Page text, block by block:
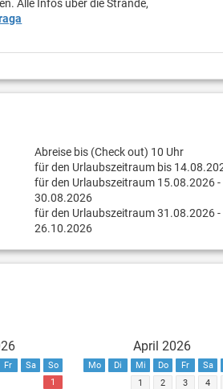
Alle Infos über die Strände,
Abreise bis (Check out) 10 Uhr
für den Urlaubszeitraum bis
für den Urlaubszeitraum 15.08.2026 -
30.08.2026
für den Urlaubszeitraum 31.08.2026 -
26.10.2026
Fr Sa
So
1
April 2026
Mo Di Mi Do Fr
Sa
1
2 3
4